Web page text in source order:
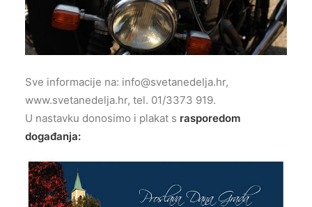
Sve informacije na: info@svetanedelja.hr,
www.svetanedelja.hr, tel. 01/3373 919.
U nastavku donosimo i plakat s rasporedom
događanja: